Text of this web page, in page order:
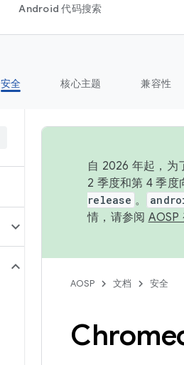
Android 代码搜索
安全 核心主题 兼容性
自 2026 年起，为
2 季度和第 4 季度
release 。
情，请参阅 AOSP
AOSP 文档 安全